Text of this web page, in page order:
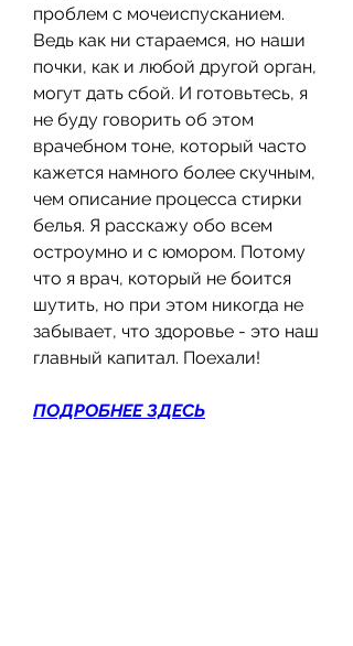
проблем с мочеиспусканием.
Ведь как ни стараемся, но наши
почки, как и любой другой орган,
могут дать сбой. И готовьтесь, я
не буду говорить об этом
врачебном тоне, который часто
кажется намного более скучным,
чем описание процесса стирки
белья. Я расскажу обо всем
остроумно и с юмором. Потому
что я врач, который не боится
шутить, но при этом никогда не
забывает, что здоровье - это наш
главный капитал. Поехали!
ПОДРОБНЕЕ ЗДЕСЬ